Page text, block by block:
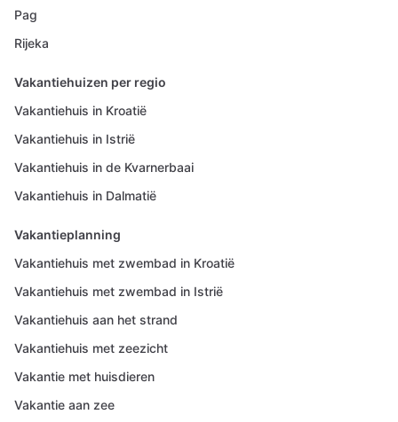
Pag
Rijeka
Vakantiehuizen per regio
Vakantiehuis in Kroatië
Vakantiehuis in Istrië
Vakantiehuis in de Kvarnerbaai
Vakantiehuis in Dalmatië
Vakantieplanning
Vakantiehuis met zwembad in Kroatië
Vakantiehuis met zwembad in Istrië
Vakantiehuis aan het strand
Vakantiehuis met zeezicht
Vakantie met huisdieren
Vakantie aan zee